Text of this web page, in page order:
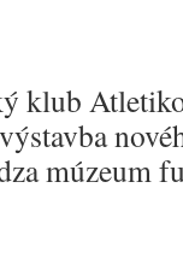
klub
múzeum